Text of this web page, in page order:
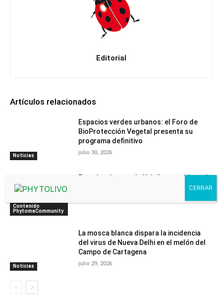
Editorial
Artículos relacionados
Noticias
Espacios verdes urbanos: el Foro de
BioProtección Vegetal presenta su
programa definitivo
julio 30, 2026
Contenido
PhytomaCommunity
Ecuador detecta la Xylella en cultivos de
Noticias
La mosca blanca dispara la incidencia
del virus de Nueva Delhi en el melón del
Campo de Cartagena
julio 29, 2026